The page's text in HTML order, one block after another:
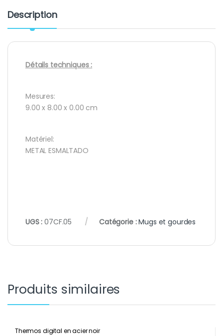
Description
Détails techniques :
Mesures:
9.00 x 8.00 x 0.00 cm
Matériel:
METAL ESMALTADO
UGS :07CF.05 Catégorie :Mugs et gourdes
Produits similaires
Thermos digital en acier noir